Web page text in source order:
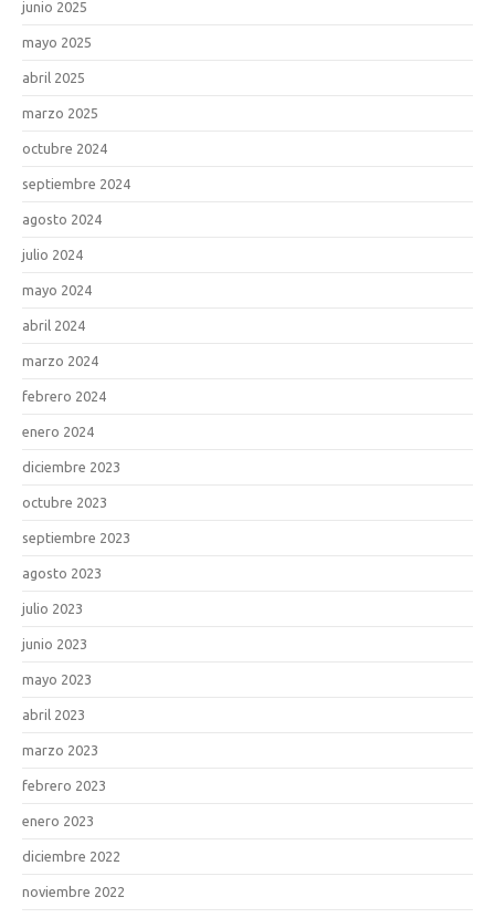
junio 2025
mayo 2025
abril 2025
marzo 2025
octubre 2024
septiembre 2024
agosto 2024
julio 2024
mayo 2024
abril 2024
marzo 2024
febrero 2024
enero 2024
diciembre 2023
octubre 2023
septiembre 2023
agosto 2023
julio 2023
junio 2023
mayo 2023
abril 2023
marzo 2023
febrero 2023
enero 2023
diciembre 2022
noviembre 2022